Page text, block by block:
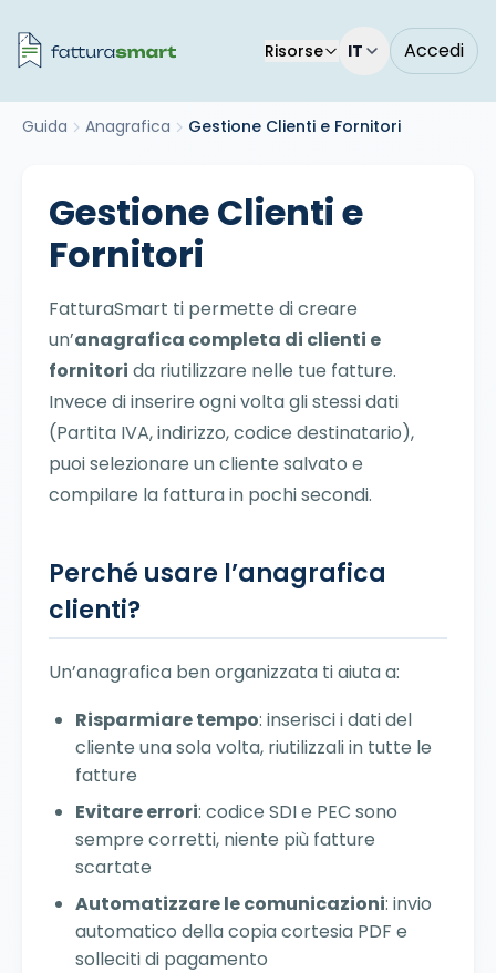
Risorse IT Accedi
Guida Anagrafica Gestione Clienti e Fornitori
Gestione Clienti e
Fornitori
FatturaSmart ti permette di creare
un’anagrafica completa di clienti e
fornitori da riutilizzare nelle tue fatture.
Invece di inserire ogni volta gli stessi dati
(Partita IVA, indirizzo, codice destinatario),
puoi selezionare un cliente salvato e
compilare la fattura in pochi secondi.
Perché usare l’anagrafica
clienti?
Un’anagrafica ben organizzata ti aiuta a:
Risparmiare tempo: inserisci i dati del
cliente una sola volta, riutilizzali in tutte le
fatture
Evitare errori: codice SDI e PEC sono
sempre corretti, niente più fatture
scartate
Automatizzare le comunicazioni: invio
automatico della copia cortesia PDF e
solleciti di pagamento